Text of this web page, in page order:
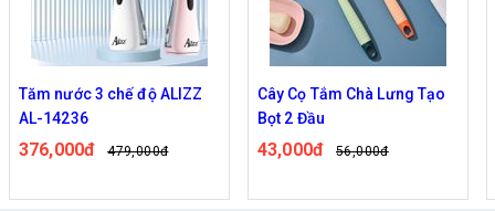
Tăm nước 3 chế độ ALIZZ
AL-14236
376,000đ 479,000đ
Cây Cọ Tắm Chà Lưng Tạo
Bọt 2 Đầu
43,000đ 56,000đ